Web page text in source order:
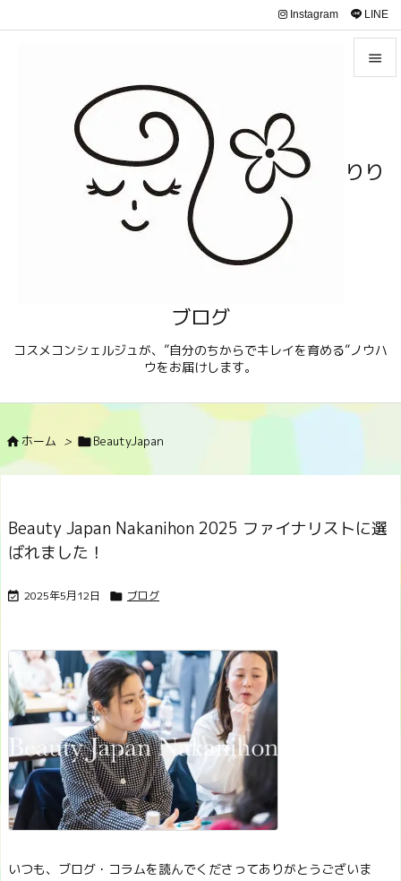
りり
ブログ
コスメコンシェルジュが、”自分のちからでキレイを育める”ノウハ
ウをお届けします。

サイド
Instagram LINE
ホーム > BeautyJapan
Beauty Japan Nakanihon 2025 ファイナリストに選
ばれました！
 2025年5月12日  ブログ
いつも、ブログ・コラムを読んでくださってありがとうございま